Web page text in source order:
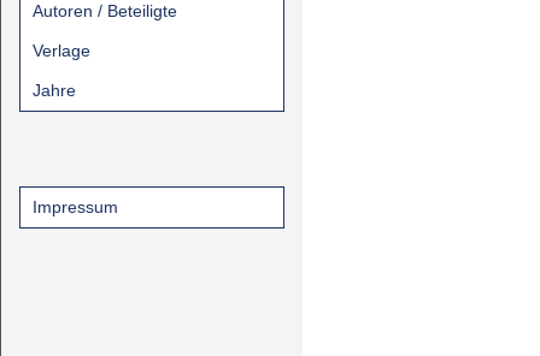
Autoren / Beteiligte
Verlage
Jahre
Impressum